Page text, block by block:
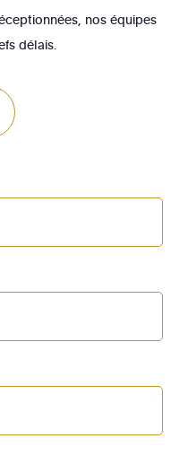
nos équipes
délais.